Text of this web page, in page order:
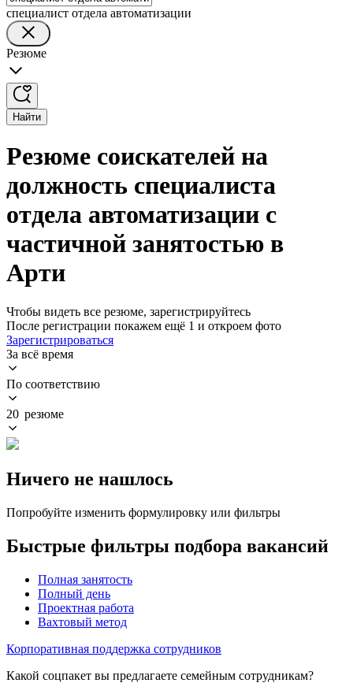
специалист отдела автоматизации
Резюме
Найти
Резюме соискателей на
должность специалиста
отдела автоматизации с
частичной занятостью в
Арти
Чтобы видеть все резюме, зарегистрируйтесь
После регистрации покажем ещё 1 и откроем фото
Зарегистрироваться
За всё время
По соответствию
20 резюме
Ничего не нашлось
Попробуйте изменить формулировку или фильтры
Быстрые фильтры подбора вакансий
Полная занятость
Полный день
Проектная работа
Вахтовый метод
Корпоративная поддержка сотрудников
Какой соцпакет вы предлагаете семейным сотрудникам?